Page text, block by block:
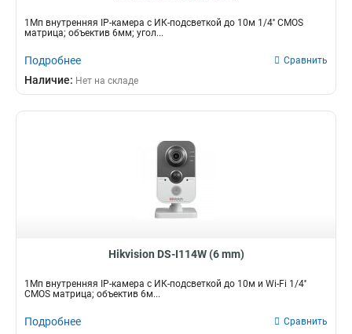
1Мп внутренняя IP-камера c ИК-подсветкой до 10м 1/4'' CMOS
матрица; объектив 6мм; угол...
Подробнее Сравнить
Наличие: Нет на складе
Hikvision DS-I114W (6 mm)
1Мп внутренняя IP-камера c ИК-подсветкой до 10м и Wi-Fi 1/4''
CMOS матрица; объектив 6м...
Подробнее Сравнить